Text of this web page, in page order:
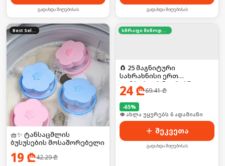
გადახდა მიღებისას გადახდა მიღებისას
Best Seller
🧺✨ ტანსაცმლის
ბუსუსების მოსაშორებელი
19 ₾42.29₾
სწრაფი მიწოდება
🧲 25 მაგნიტური
სახრახნისი ერთ
კომპაქტურ ნაკრებში!
24₾69.41₾
-65%
🛒 ბოლო 24სთ-ში იყიდა 9-მა
შეკვეთა
გადახდა მიღებისას